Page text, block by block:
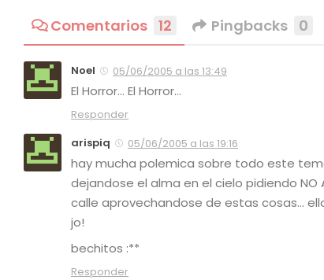
Comentarios 12 Pingbacks 0
Noel 05/06/2005 a las 13:49
El Horror… El Horror…
Responder
arispiq
05/06/2005 a las 19:16
hay mucha polemica sobre todo este
dejandose el alma en el cielo pidiendo NO
calle aprovechandose de estas cosas…
jo!
bechitos :**
Responder